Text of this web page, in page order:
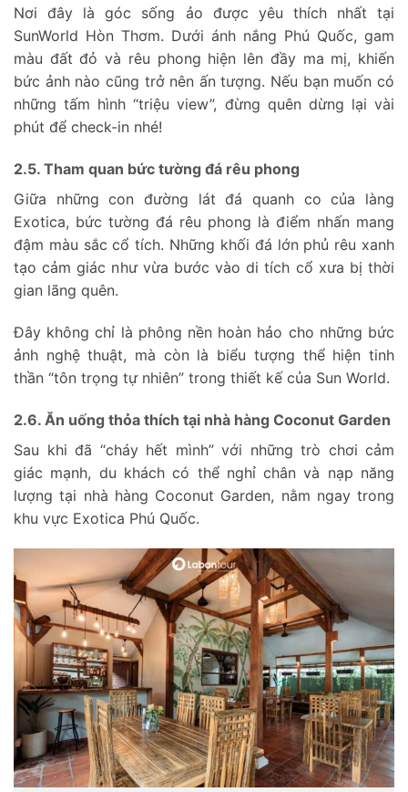
Nơi đây là góc sống ảo được yêu thích nhất tại
SunWorld Hòn Thơm. Dưới ánh nắng Phú Quốc, gam
màu đất đỏ và rêu phong hiện lên đầy ma mị, khiến
bức ảnh nào cũng trở nên ấn tượng. Nếu bạn muốn có
những tấm hình “triệu view”, đừng quên dừng lại vài
phút để check-in nhé!
2.5. Tham quan bức tường đá rêu phong
Giữa những con đường lát đá quanh co của làng
Exotica, bức tường đá rêu phong là điểm nhấn mang
đậm màu sắc cổ tích. Những khối đá lớn phủ rêu xanh
tạo cảm giác như vừa bước vào di tích cổ xưa bị thời
gian lãng quên.
Đây không chỉ là phông nền hoàn hảo cho những bức
ảnh nghệ thuật, mà còn là biểu tượng thể hiện tinh
thần “tôn trọng tự nhiên” trong thiết kế của Sun World.
2.6. Ăn uống thỏa thích tại nhà hàng Coconut Garden
Sau khi đã “cháy hết mình” với những trò chơi cảm
giác mạnh, du khách có thể nghỉ chân và nạp năng
lượng tại nhà hàng Coconut Garden, nằm ngay trong
khu vực Exotica Phú Quốc.